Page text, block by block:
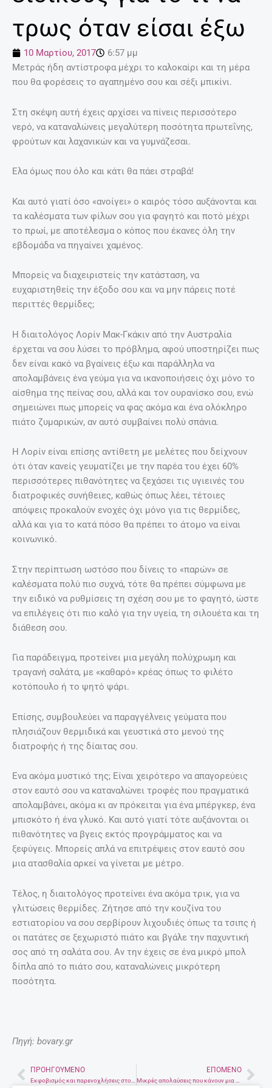
τρως όταν είσαι έξω
10 Μαρτίου, 2017
6:57 μμ
Μετράς ήδη αντίστροφα μέχρι το καλοκαίρι και τη μέρα
που θα φορέσεις το αγαπημένο σου και σέξι μπικίνι.
Στη σκέψη αυτή έχεις αρχίσει να πίνεις περισσότερο
νερό, να καταναλώνεις μεγαλύτερη ποσότητα πρωτεΐνης,
φρούτων και λαχανικών και να γυμνάζεσαι.
Ελα όμως που όλο και κάτι θα πάει στραβά!
Και αυτό γιατί όσο «ανοίγει» ο καιρός τόσο αυξάνονται και
τα καλέσματα των φίλων σου για φαγητό και ποτό μέχρι
το πρωί, με αποτέλεσμα ο κόπος που έκανες όλη την
εβδομάδα να πηγαίνει χαμένος.
Μπορείς να διαχειριστείς την κατάσταση, να
ευχαριστηθείς την έξοδο σου και να μην πάρεις ποτέ
περιττές θερμίδες;
Η διαιτολόγος Λορίν Μακ-Γκάκιν από την Αυστραλία
έρχεται να σου λύσει το πρόβλημα, αφού υποστηρίζει πως
δεν είναι κακό να βγαίνεις έξω και παράλληλα να
απολαμβάνεις ένα γεύμα για να ικανοποιήσεις όχι μόνο το
αίσθημα της πείνας σου, αλλά και τον ουρανίσκο σου, ενώ
σημειώνει πως μπορείς να φας ακόμα και ένα ολόκληρο
πιάτο ζυμαρικών, αν αυτό συμβαίνει πολύ σπάνια.
Η Λορίν είναι επίσης αντίθετη με μελέτες που δείχνουν
ότι όταν κανείς γευματίζει με την παρέα του έχει 60%
περισσότερες πιθανότητες να ξεχάσει τις υγιεινές του
διατροφικές συνήθειες, καθώς όπως λέει, τέτοιες
απόψεις προκαλούν ενοχές όχι μόνο για τις θερμίδες,
αλλά και για το κατά πόσο θα πρέπει το άτομο να είναι
κοινωνικό.
Στην περίπτωση ωστόσο που δίνεις το «παρών» σε
καλέσματα πολύ πιο συχνά, τότε θα πρέπει σύμφωνα με
την ειδικό να ρυθμίσεις τη σχέση σου με το φαγητό, ώστε
να επιλέγεις ότι πιο καλό για την υγεία, τη σιλουέτα και τη
διάθεση σου.
Για παράδειγμα, προτείνει μια μεγάλη πολύχρωμη και
τραγανή σαλάτα, με «καθαρό» κρέας όπως το φιλέτο
κοτόπουλο ή το ψητό ψάρι.
Επίσης, συμβουλεύει να παραγγέλνεις γεύματα που
πλησιάζουν θερμιδικά και γευστικά στο μενού της
διατροφής ή της δίαιτας σου.
Ενα ακόμα μυστικό της; Είναι χειρότερο να απαγορεύεις
στον εαυτό σου να καταναλώνει τροφές που πραγματικά
απολαμβάνει, ακόμα κι αν πρόκειται για ένα μπέργκερ, ένα
μπισκότο ή ένα γλυκό. Και αυτό γιατί τότε αυξάνονται οι
πιθανότητες να βγεις εκτός προγράμματος και να
ξεφύγεις. Μπορείς απλά να επιτρέψεις στον εαυτό σου
μια ατασθαλία αρκεί να γίνεται με μέτρο.
Τέλος, η διαιτολόγος προτείνει ένα ακόμα τρικ, για να
γλιτώσεις θερμίδες. Ζήτησε από την κουζίνα του
εστιατορίου να σου σερβίρουν λιχουδιές όπως τα τσιπς ή
οι πατάτες σε ξεχωριστό πιάτο και βγάλε την παχυντική
σος από τη σαλάτα σου. Αν την έχεις σε ένα μικρό μπολ
δίπλα από το πιάτο σου, καταναλώνεις μικρότερη
ποσότητα.
Πηγή: bovary.gr
Prev
ΠΡΟΗΓΟΎΜΕΝΟ ΕΠΌΜΕΝΟ